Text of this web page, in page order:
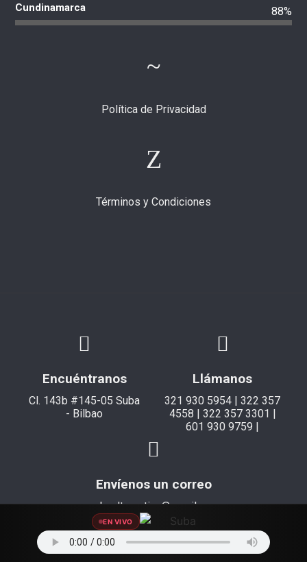
Cundinamarca 88%
Política de Privacidad
Términos y Condiciones
Encuéntranos
Cl. 143b #145-05 Suba
- Bilbao
Llámanos
321 930 5954 | 322 357
4558 | 322 357 3301 |
601 930 9759 |
Envíenos un correo
subaalternativa@gmail.com
EN VIVO